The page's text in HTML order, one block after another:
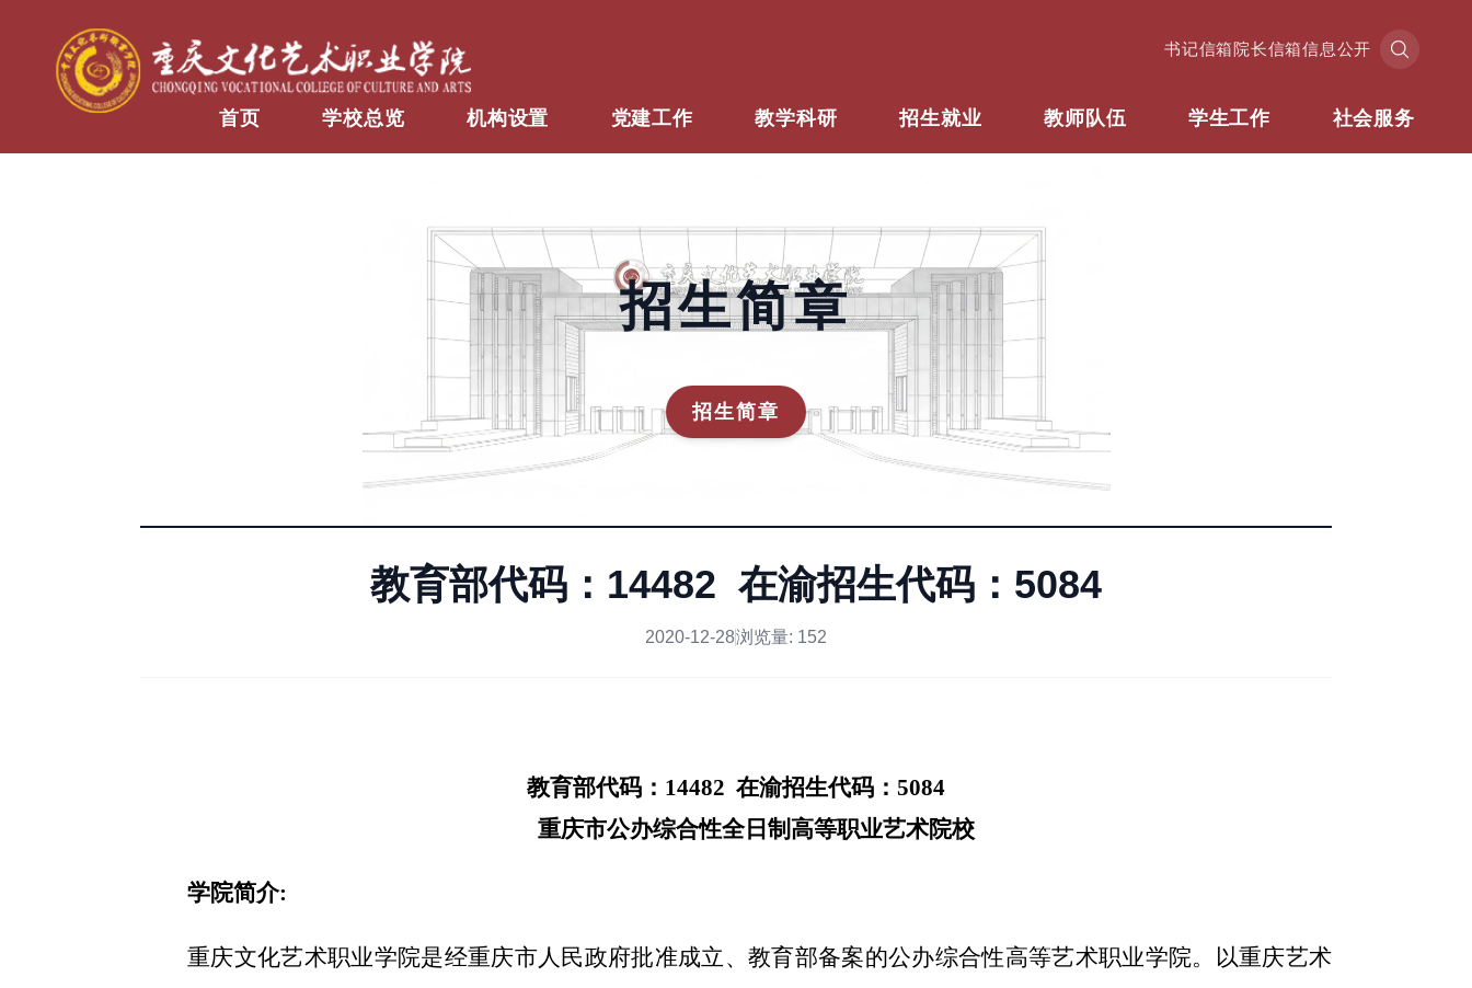
书记信箱院长信箱信息公开
首页 学校总览 机构设置 党建工作 教学科研 招生就业 教师队伍 学生工作 社会服务
招生简章
招生简章
教育部代码：14482 在渝招生代码：5084
2020-12-28浏览量: 152
教育部代码： 14482 在渝招生代码： 5084
重庆市公办综合性全日制高等职业艺术院校
学院简介:
重庆文化艺术职业学院是经重庆市人民政府批准成立、教育部备案的公办综合性高等艺术职业学院。以重庆艺术